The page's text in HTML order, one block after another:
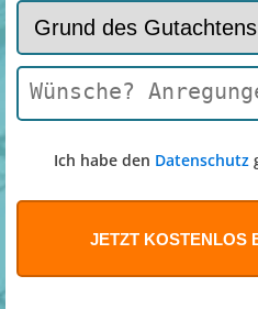
Ich habe den Datenschutz